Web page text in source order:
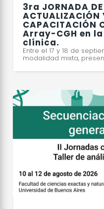
3ra JORNADA DE
ACTUALIZACIÓN
CAPACITACIÓN
Array-CGH en
clínica.
Entre el 17 y 18 de
modalidad mixta,